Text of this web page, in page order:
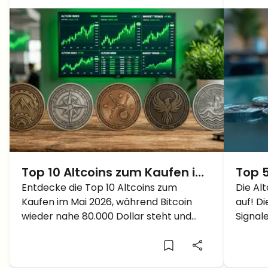
Top 10 Altcoins zum Kaufen im
Mai 2026, während Bitcoin
wieder Richtung 80.000 Dollar
steigt
Entdecke die Top 10 Altcoins zum
Kaufen im Mai 2026, während Bitcoin
wieder nahe 80.000 Dollar steht und
Top
Die
auf!